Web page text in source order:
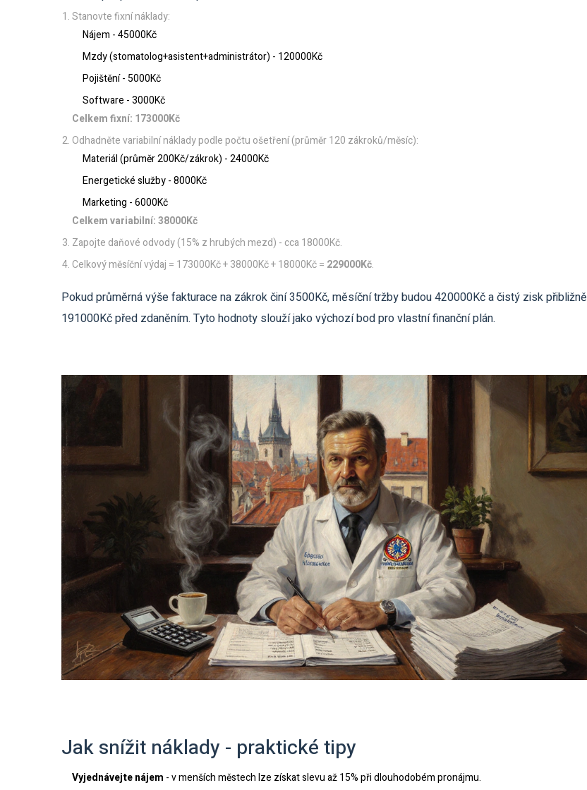
Stanovte fixní náklady:
Nájem - 45000Kč
Mzdy (stomatolog+asistent+administrátor) - 120000Kč
Pojištění - 5000Kč
Software - 3000Kč
Celkem fixní: 173000Kč
Odhadněte variabilní náklady podle počtu ošetření (průměr 120 zákroků/měsíc):
Materiál (průměr 200Kč/zákrok) - 24000Kč
Energetické služby - 8000Kč
Marketing - 6000Kč
Celkem variabilní: 38000Kč
Zapojte daňové odvody (15% z hrubých mezd) - cca 18000Kč.
Celkový měsíční výdaj = 173000Kč + 38000Kč + 18000Kč = 229000Kč.
Pokud průměrná výše fakturace na zákrok činí 3500Kč, měsíční tržby budou 420000Kč a čistý zisk přibližně
191000Kč před zdaněním. Tyto hodnoty slouží jako výchozí bod pro vlastní finanční plán.
Jak snížit náklady - praktické tipy
Vyjednávejte nájem - v menších městech lze získat slevu až 15% při dlouhodobém pronájmu.